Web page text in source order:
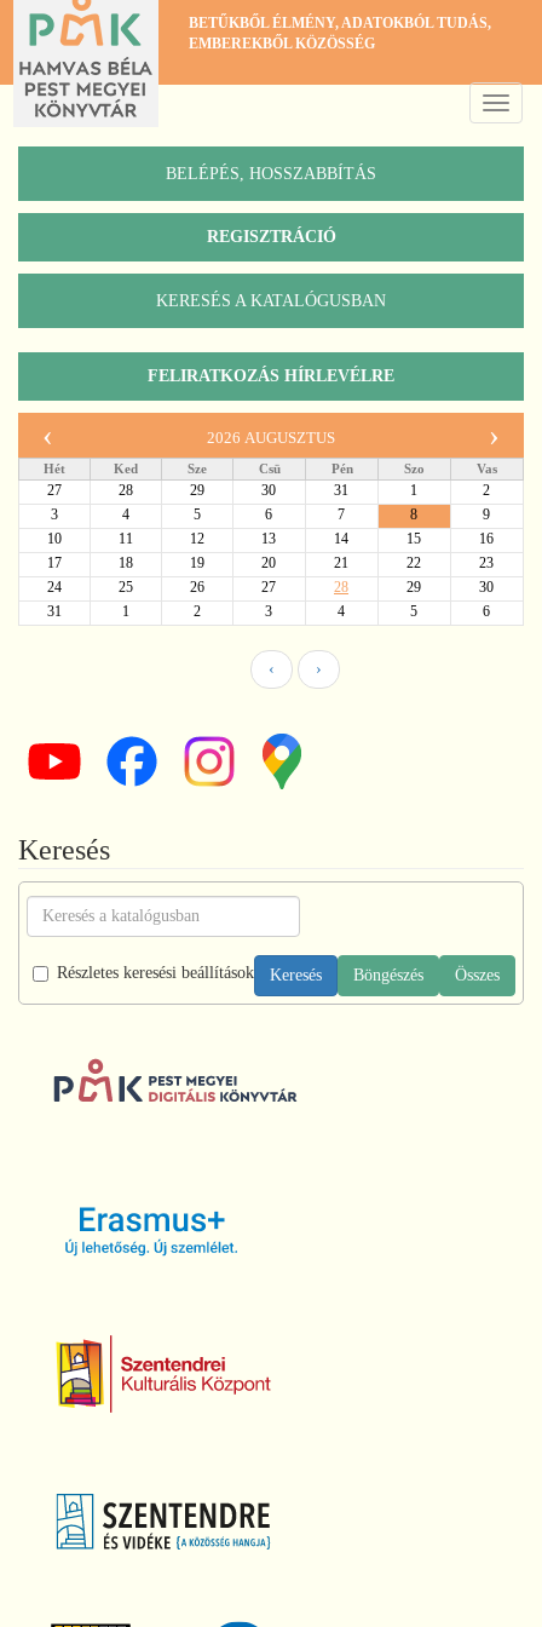
Ugrás
tartalomra
BETŰKBŐL ÉLMÉNY, ADATOKBÓL TUDÁS,
EMBEREKBŐL KÖZÖSSÉG
Toggle
BELÉPÉS, HOSSZABBÍTÁS
REGISZTRÁCIÓ
KatalógusKERESÉS A KATALÓGUSBAN
FELIRATKOZÁS HÍRLEVÉLRE
2026 augusztus
‹ ›
Hét Ked Sze Csü Pén Szo Vas
27 28 29 30 31 1
2
3
4 5 6 7 8
9
10
11 12 13 14 15
16
17
18 19 20 21 22
23
24
25 26 27 28 29
30
31
1 2 3 4 5 6
‹ ›
Keresés
Részletes keresési beállítások